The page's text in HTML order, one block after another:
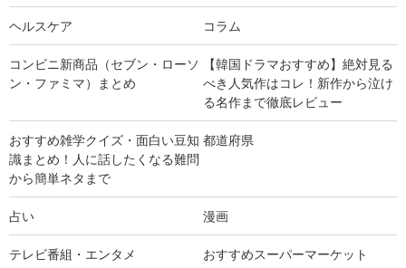
ヘルスケア コラム
コンビニ新商品（セブン・ローソ
ン・ファミマ）まとめ
【韓国ドラマおすすめ】絶対見る
べき人気作はコレ！新作から泣け
る名作まで徹底レビュー
おすすめ雑学クイズ・面白い豆知
識まとめ！人に話したくなる難問
から簡単ネタまで
都道府県
占い 漫画
テレビ番組・エンタメ おすすめスーパーマーケット